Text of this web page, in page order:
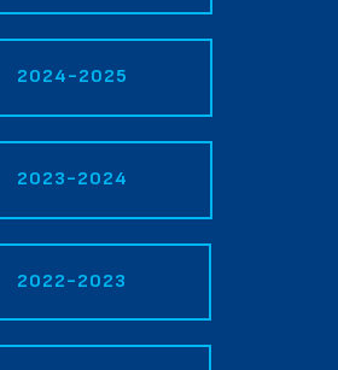
2024-2025
2023-2024
2022-2023